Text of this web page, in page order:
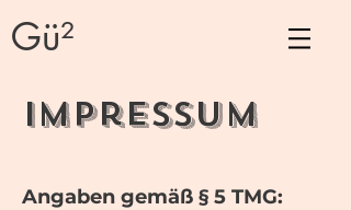
Gü²
Impressum
Angaben gemäß § 5 TMG: